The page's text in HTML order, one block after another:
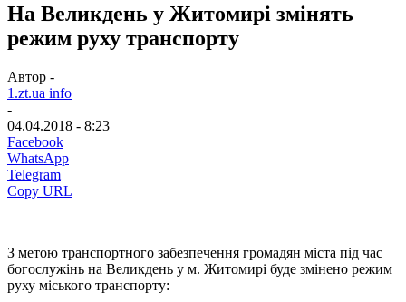
На Великдень у Житомирі змінять
режим руху транспорту
Автор -
1.zt.ua info
-
04.04.2018 - 8:23
Facebook
WhatsApp
Telegram
Copy URL
З метою транспортного забезпечення громадян міста під час
богослужінь на Великдень у м. Житомирі буде змінено режим
руху міського транспорту: